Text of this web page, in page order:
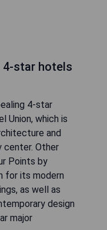
4-star hotels
4-star
Union, which is
and
Other
Points by
for its modern
as well as
design
major